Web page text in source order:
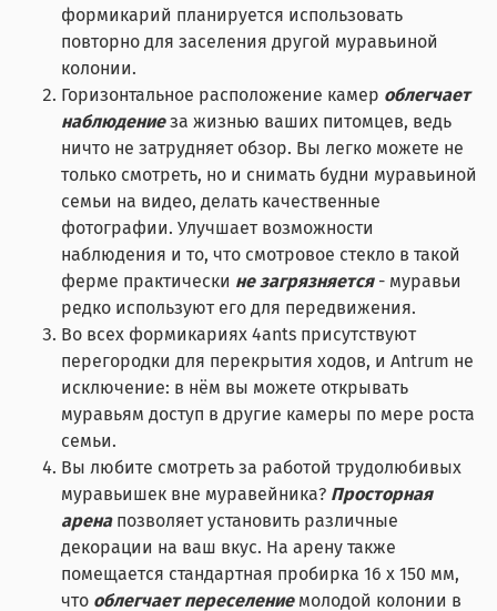
формикарий планируется использовать
повторно для заселения другой муравьиной
колонии.
Горизонтальное расположение камер облегчает
наблюдение за жизнью ваших питомцев, ведь
ничто не затрудняет обзор. Вы легко можете не
только смотреть, но и снимать будни муравьиной
семьи на видео, делать качественные
фотографии. Улучшает возможности
наблюдения и то, что смотровое стекло в такой
ферме практически не загрязняется - муравьи
редко используют его для передвижения.
Во всех формикариях 4ants присутствуют
перегородки для перекрытия ходов, и Antrum не
исключение: в нём вы можете открывать
муравьям доступ в другие камеры по мере роста
семьи.
Вы любите смотреть за работой трудолюбивых
муравьишек вне муравейника? Просторная
арена позволяет установить различные
декорации на ваш вкус. На арену также
помещается стандартная пробирка 16 x 150 мм,
что облегчает переселение молодой колонии в